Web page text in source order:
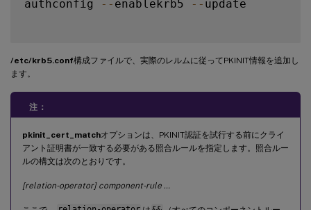
authconfig -- enablekrb5 -- update
/etc/krb5.conf構成ファイルで、実際のレルムに従ってPKINIT情報を追加し
ます。
注：
pkinit_cert_matchオプションは、PKINIT認証を試行する前にクライ
アント証明書が一致する必要がある照合ルールを指定します。照合ルー
ルの構文は次のとおりです。
[relation-operator] component-rule …